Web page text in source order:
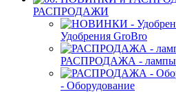
РАСПРОДАЖИ
Удобрения GroBro
РАСПРОДАЖА - лампы
- Оборудование